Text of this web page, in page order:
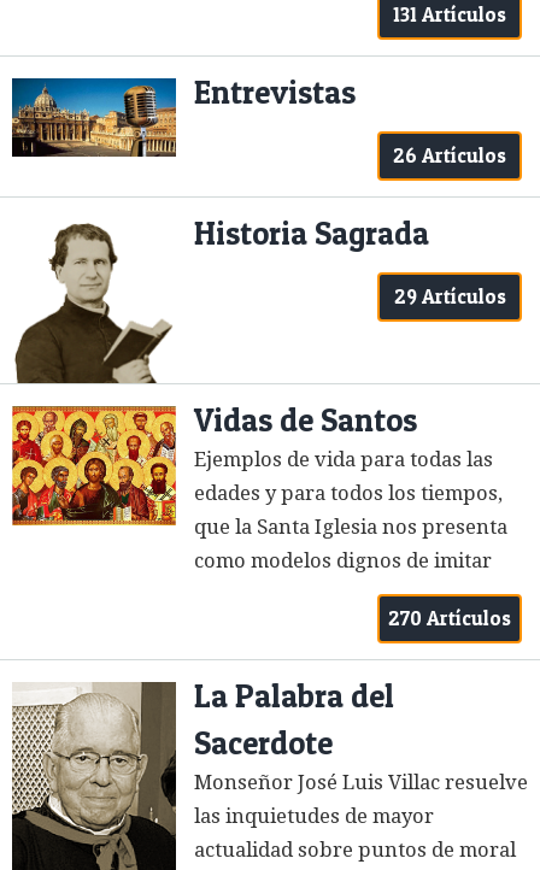
131 Artículos
Entrevistas
26 Artículos
Historia Sagrada
29 Artículos
Vidas de Santos
Ejemplos de vida para todas las
edades y para todos los tiempos,
que la Santa Iglesia nos presenta
como modelos dignos de imitar
270 Artículos
La Palabra del
Sacerdote
Monseñor José Luis Villac resuelve
las inquietudes de mayor
actualidad sobre puntos de moral